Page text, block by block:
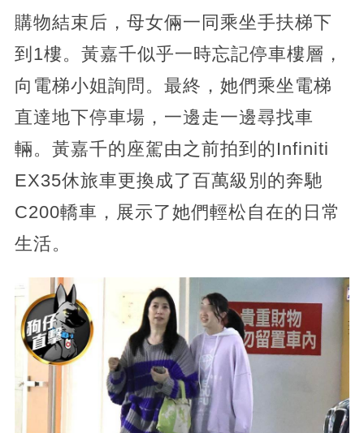
購物結束后，母女倆一同乘坐手扶梯下
到1樓。黃嘉千似乎一時忘記停車樓層，
向電梯小姐詢問。最終，她們乘坐電梯
直達地下停車場，一邊走一邊尋找車
輛。黃嘉千的座駕由之前拍到的Infiniti
EX35休旅車更換成了百萬級別的奔馳
C200轎車，展示了她們輕松自在的日常
生活。